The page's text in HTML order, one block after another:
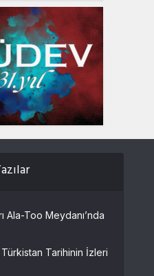
Ala-Too Meydanı’nda
Tarihinin İzleri